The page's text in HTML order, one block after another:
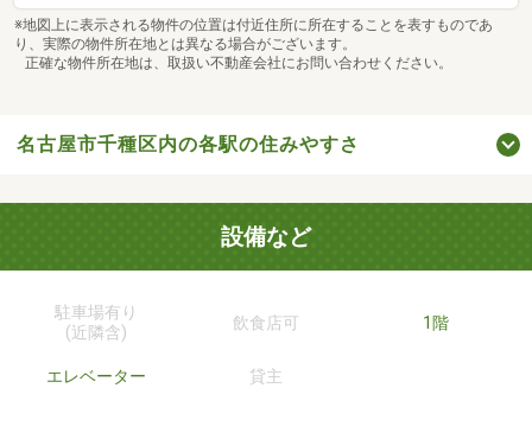
※地図上に表示される物件の位置は付近住所に所在することを表すものであ
り、実際の物件所在地とは異なる場合がございます。
正確な物件所在地は、取扱い不動産会社にお問い合わせください。
名古屋市千種区内の各駅の住みやすさ
設備など
駐車場有り
(近隣含)
飲食店可 1階
エレベーター 貸主